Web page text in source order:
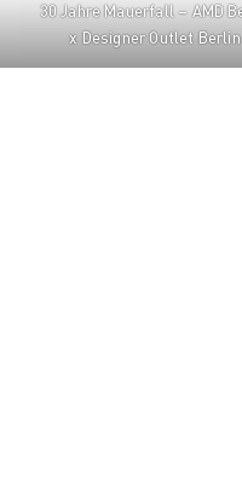
30 Jahre Mauerfall – AMD
x Designer Outlet Berlin